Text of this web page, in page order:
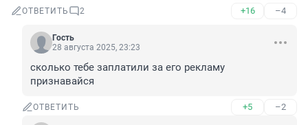
ОТВЕТИТЬ 2 +16 –4
Гость
28 августа 2025, 23:23
сколько тебе заплатили за его рекламу
признавайся
ОТВЕТИТЬ +5 –2